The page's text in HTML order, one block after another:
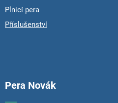
Plnicí pera
Příslušenství
Pera Novák